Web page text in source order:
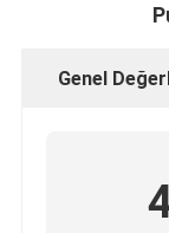
Genel